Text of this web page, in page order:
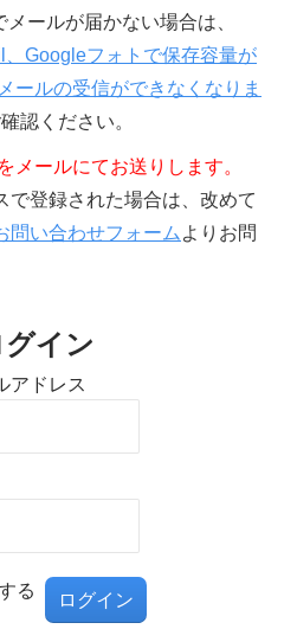
メールが届かない場合は、
Googleフォトで保存容量が
ールの受信ができなくなりま
認ください。
メールにてお送りします。
で登録された場合は、改めて
問い合わせフォーム よりお問
イン
アドレス
る